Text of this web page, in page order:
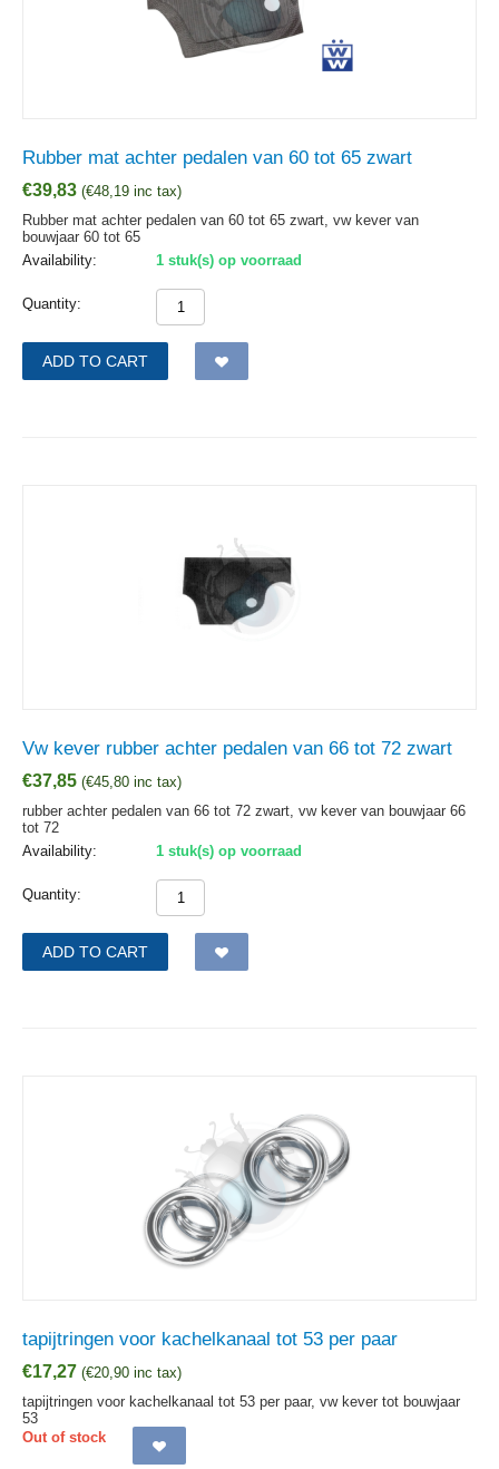
Rubber mat achter pedalen van 60 tot 65 zwart
€39,83 (€48,19 inc tax)
Rubber mat achter pedalen van 60 tot 65 zwart, vw kever van
bouwjaar 60 tot 65
Availability:
1 stuk(s) op voorraad
Quantity:
ADD TO CART
Vw kever rubber achter pedalen van 66 tot 72 zwart
€37,85 (€45,80 inc tax)
rubber achter pedalen van 66 tot 72 zwart, vw kever van bouwjaar 66
tot 72
Availability:
1 stuk(s) op voorraad
Quantity:
ADD TO CART
tapijtringen voor kachelkanaal tot 53 per paar
€17,27 (€20,90 inc tax)
tapijtringen voor kachelkanaal tot 53 per paar, vw kever tot bouwjaar
53
Out of stock